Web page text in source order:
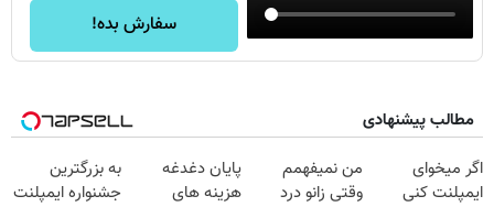
سفارش بده!
مطالب پیشنهادی
اگر میخوای
ایمپلنت کنی
من نمیفهمم
وقتی زانو درد
پایان دغدغه
هزینه های
به بزرگترین
جشنواره ایمپلنت